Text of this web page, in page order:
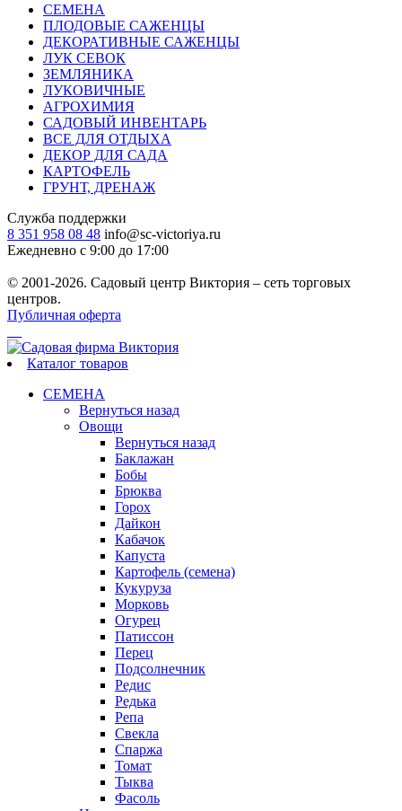
СЕМЕНА
ПЛОДОВЫЕ САЖЕНЦЫ
ДЕКОРАТИВНЫЕ САЖЕНЦЫ
ЛУК СЕВОК
ЗЕМЛЯНИКА
ЛУКОВИЧНЫЕ
АГРОХИМИЯ
САДОВЫЙ ИНВЕНТАРЬ
ВСЕ ДЛЯ ОТДЫХА
ДЕКОР ДЛЯ САДА
КАРТОФЕЛЬ
ГРУНТ, ДРЕНАЖ
Служба поддержки
8 351 958 08 48 info@sc-victoriya.ru
Ежедневно с 9:00 до 17:00
© 2001-2026. Садовый центр Виктория – сеть торговых
центров.
Публичная оферта
Каталог товаров
СЕМЕНА
Вернуться назад
Овощи
Вернуться назад
Баклажан
Бобы
Брюква
Горох
Дайкон
Кабачок
Капуста
Картофель (семена)
Кукуруза
Морковь
Огурец
Патиссон
Перец
Подсолнечник
Редис
Редька
Репа
Свекла
Спаржа
Томат
Тыква
Фасоль